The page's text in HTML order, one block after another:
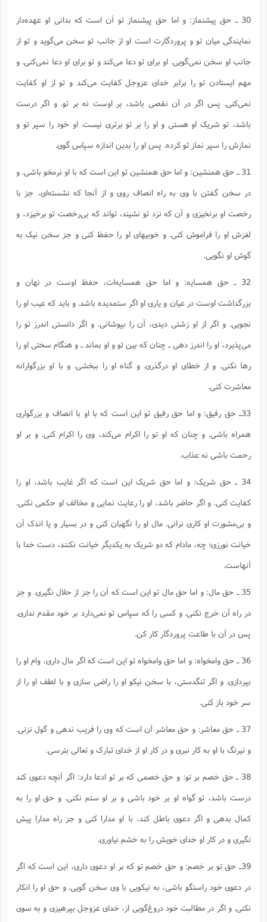
30 ـ حق پیشنماز: و اما حق پیشنماز تو آن است که بدانی او عهده‌دار
نمایندگی میان تو و پروردگارت است او از جانب تو سخن می‌گوید و تو از
جانب او سخن نمی‌گویی. او برای تو دعا می‌کند و تو برای او دعا نمی‌کنی. و
مهم ایستادن تو را برابر خدای عزوجل کفایت می‌کند و تو از او کفایت
نمی‌کنی. پس اگر در آن نقصی باشد، بر اوست نه بر تو. و اگر درست
باشد، تو شریک او هستی و او را بر تو برتری نیست. او خود را سپر تو و
نمازش را سپر نماز تو کرده. پس او را بدین اندازه سپاس گوی.
31 ـ حق همنشین: و اما حق همنشین تو این است که با او نرمخو باشی. و
در سخن گفتن با وی به راه انصاف روی و از آنجا که نشسته‌ای، جز با
رخصت او برنخیزی و آن که نزد تو نشیند، تواند که بی‌رخصت تو برخیزد، و
لغزش او را فراموش کنی. و خوبیهای او را حفظ کنی و جز سخن نیک به
گوش او نگویی.
32 ـ‌ حق همسایه: و اما حق همسایه‌ات، حفظ اوست در نهان و
بزرگداشت اوست در عیان و یاری او اگر ستمدیده باشد. و باید که عیب او را
نجویی. و اگر از او زشتی دیدی، آن را بپوشانی. و اگر دانستی اندرز تو را
می‌پذیرد، او را اندرز دهی ـ چنان که بین تو و او بماند ـ و هنگام سختی او را
رها نکنی. و از خطای او درگذری. و گناه او را ببخشی. و با او بزرگوارانه
معاشرت کنی.
33ـ حق رفیق: و اما حق رفیق تو این است که با او با انصاف و بزرگواری
همراه باشی. و چنان که او تو را اکرام می‌کند، وی را اکرام کنی. و بر او
رحمت باشی نه عذاب.
34 ـ حق شریک: و اما حق شریک این است که اگر غایب باشد، او را
کفایت کنی. و اگر حاضر باشد، او را رعایت نمایی و مخالف او حکمی نکنی.
و بی‌مشورت او کاری نرانی. مال او را نگهبان کنی و در بسیار و یا اندک آن
خیانت نورزی؛ چه، مادام که دو شریک به یکدیگر خیانت نکنند، دست خدا با
آنهاست.
35 ـ حق مال: و اما حق مال تو این است که آن را جز از حلال نگیری. و جز
در راه آن خرج نکنی. و کسی را که سپاس تو نمی‌دارد بر خود مقدم نداری.
پس در آن با طاعت پروردگار کار کن.
36 ـ حق وامخواه: و اما حق وامخواه تو این است که اگر مال داری، وام او را
بپردازی. و اگر تنگدستی، با سخن نیکو او را راضی سازی و با لطف او را از
سر خود باز کنی.
37 ـ حق معاشر: و حق معاشر آن است که وی را فریب ندهی و گول نزنی.
و نیرنگ با او به کار نبری و در کار او از خدای تبارک و تعالی بترسی.
38 ـ حق خصم بر تو: و حق خصمی که بر تو ادعا دارد: اگر آنچه دعوی کند
درست باشد، تو گواه او بر خود باشی و بر او ستم نکنی. و حق او را به
کمال بدهی و اگر دعوی باطل کند، با او مدارا کنی و جز راه مدارا پیش
نگیری و در کار او خدای خویش را به خشم نیاوری.
39ـ حق تو بر خصم: و حق خصم تو که بر او دعوی داری، این است که اگر
در دعوی خود راستگو باشی، به نیکویی با وی سخن گویی. و حق او را انکار
نکنی. و اگر در مطالبت خود دروغ‌گویی از، خدای عزوجل بپرهیزی و به سوی